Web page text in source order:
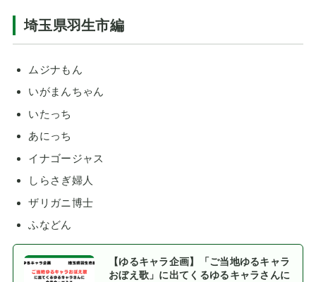
埼玉県羽生市編
ムジナもん
いがまんちゃん
いたっち
あにっち
イナゴージャス
しらさぎ婦人
ザリガニ博士
ふなどん
【ゆるキャラ企画】「ご当地ゆるキャラ
おぼえ歌」に出てくるゆるキャラさんに